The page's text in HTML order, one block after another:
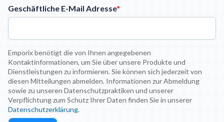
Geschäftliche E-Mail Adresse*
Emporix benötigt die von Ihnen angegebenen
Kontaktinformationen, um Sie über unsere Produkte und
Dienstleistungen zu informieren. Sie können sich jederzeit von
diesen Mitteilungen abmelden. Informationen zur Abmeldung
sowie zu unseren Datenschutzpraktiken und unserer
Verpflichtung zum Schutz Ihrer Daten finden Sie in unserer
Datenschutzerklärung.